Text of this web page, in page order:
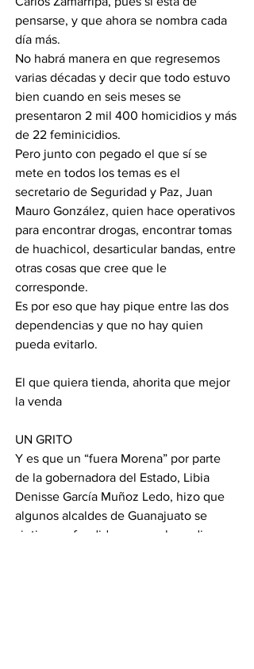
pensarse, y que ahora se nombra cada
día más.
No habrá manera en que regresemos
varias décadas y decir que todo estuvo
bien cuando en seis meses se
presentaron 2 mil 400 homicidios y más
de 22 feminicidios.
Pero junto con pegado el que sí se
mete en todos los temas es el
secretario de Seguridad y Paz, Juan
Mauro González, quien hace operativos
para encontrar drogas, encontrar tomas
de huachicol, desarticular bandas, entre
otras cosas que cree que le
corresponde.
Es por eso que hay pique entre las dos
dependencias y que no hay quien
pueda evitarlo.
El que quiera tienda, ahorita que mejor
la venda
UN GRITO
Y es que un “fuera Morena” por parte
de la gobernadora del Estado, Libia
Denisse García Muñoz Ledo, hizo que
algunos alcaldes de Guanajuato se
sintieran ofendidos y que ahora digan